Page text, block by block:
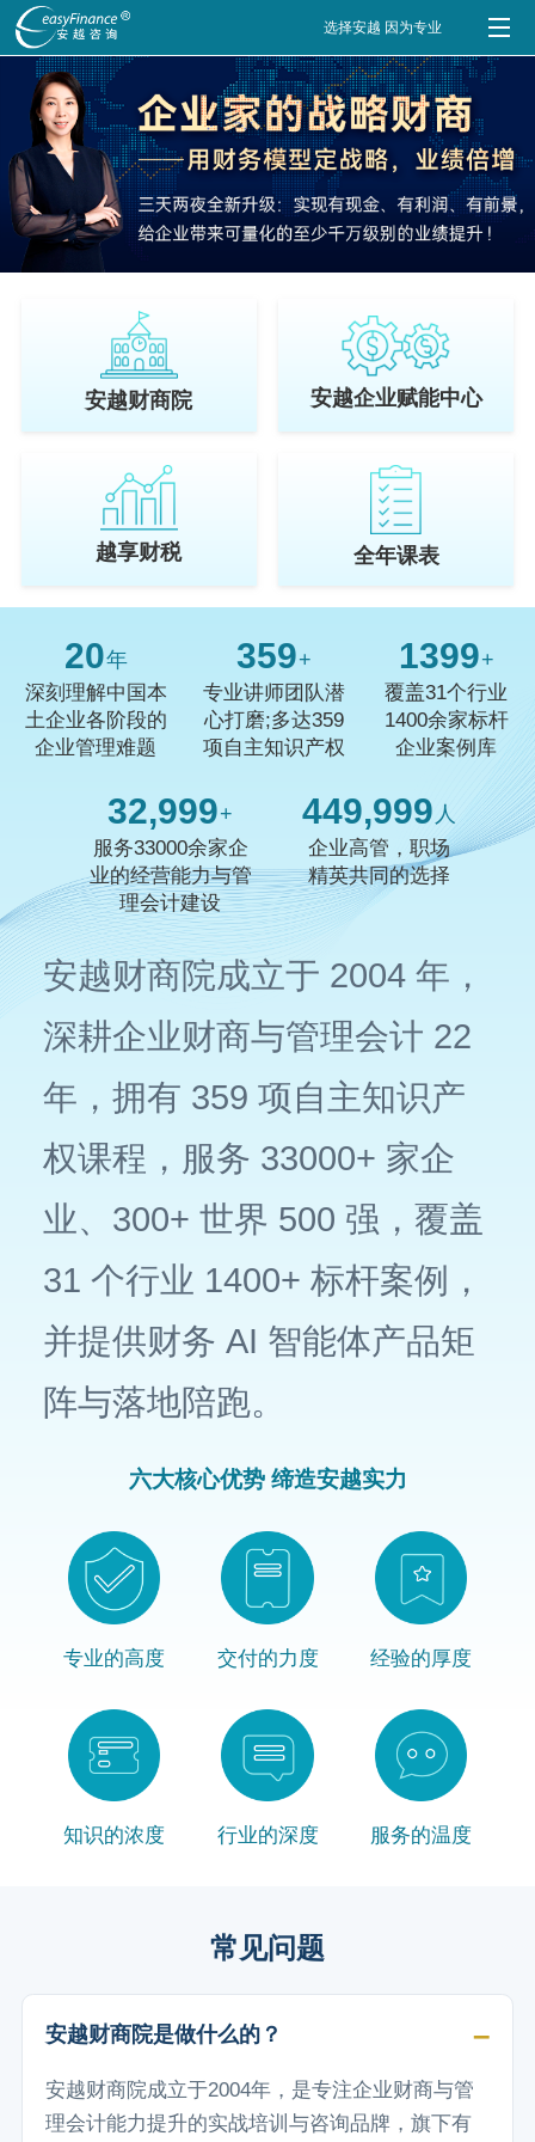
选择安越 因为专业
安越财商院 安越企业赋能中心
越享财税 全年课表
20年
深刻理解中国本
土企业各阶段的
企业管理难题
359+
专业讲师团队潜
心打磨;多达359
项自主知识产权
1400+
覆盖31个行业
1400余家标杆
企业案例库
33,000+
服务33000余家企
业的经营能力与管
理会计建设
450,000 人
企业高管，职场
精英共同的选择
安越财商院成立于 2004 年，
深耕企业财商与管理会计 22
年，拥有 359 项自主知识产
权课程，服务 33000+ 家企
业、300+ 世界 500 强，覆盖
31 个行业 1400+ 标杆案例，
并提供财务 AI 智能体产品矩
阵与落地陪跑。
六大核心优势 缔造安越实力
专业的高度 交付的力度 经验的厚度
知识的浓度 行业的深度 服务的温度
常见问题
安越财商院是做什么的？
安越财商院成立于2004年，是专注企业财商与管
理会计能力提升的实战培训与咨询品牌，旗下有